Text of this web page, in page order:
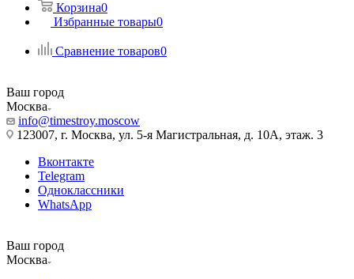
Корзина0
Избранные товары0
Сравнение товаров0
Ваш город
Москва
info@timestroy.moscow
123007, г. Москва, ул. 5-я Магистральная, д. 10А, этаж. 3
Вконтакте
Telegram
Одноклассники
WhatsApp
Ваш город
Москва